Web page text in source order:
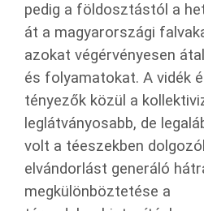
pedig a földosztástól a
át a magyarországi
azokat végérvényesen
és folyamatokat. A vidék
tényezők közül a
leglátványosabb, de
volt a téeszekben
elvándorlást generáló
megkülönböztetése a